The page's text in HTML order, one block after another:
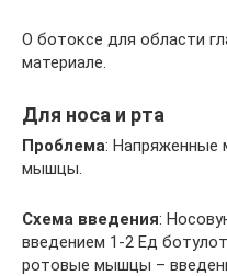
О ботоксе для области
материале.
Для носа и рта
Проблема: Напряженные
мышцы.
Схема введения:
введением 1-2 Ед
ротовые мышцы –